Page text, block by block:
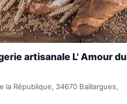
artisanale L' Amour du
la République, 34670 Baillargues,